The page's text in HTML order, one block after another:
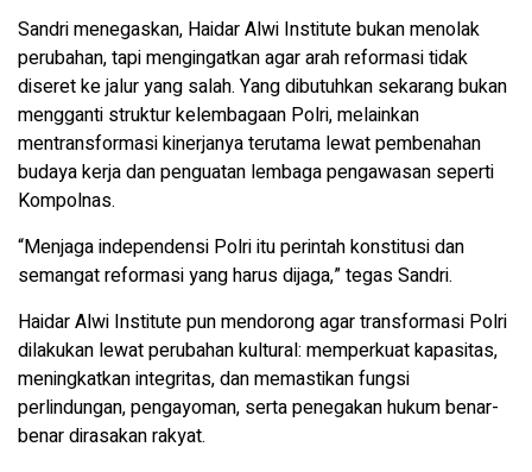
Sandri menegaskan, Haidar Alwi Institute bukan menolak
perubahan, tapi mengingatkan agar arah reformasi tidak
diseret ke jalur yang salah. Yang dibutuhkan sekarang bukan
mengganti struktur kelembagaan Polri, melainkan
mentransformasi kinerjanya terutama lewat pembenahan
budaya kerja dan penguatan lembaga pengawasan seperti
Kompolnas.
“Menjaga independensi Polri itu perintah konstitusi dan
semangat reformasi yang harus dijaga,” tegas Sandri.
Haidar Alwi Institute pun mendorong agar transformasi Polri
dilakukan lewat perubahan kultural: memperkuat kapasitas,
meningkatkan integritas, dan memastikan fungsi
perlindungan, pengayoman, serta penegakan hukum benar-
benar dirasakan rakyat.